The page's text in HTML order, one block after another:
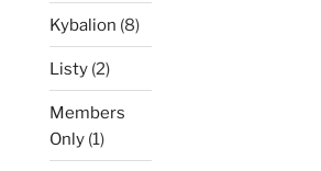
Kybalion (8)
Listy (2)
Members
Only (1)